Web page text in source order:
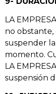
LA
no obstante,
suspender
momento.
LA
suspensión